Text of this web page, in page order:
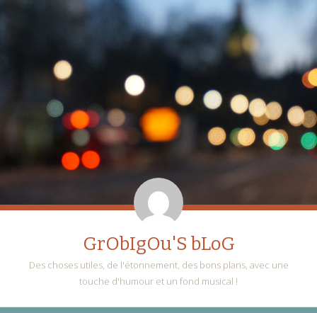
GrObIgOu'S bLoG
Des choses utiles, de l'étonnement, des bons plans, avec une
touche d'humour et un fond musical !